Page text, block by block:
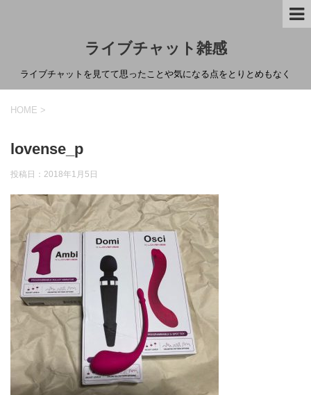
ライブチャット雑感
ライブチャットを見てて思ったことや気になる点をとりとめもなく
HOME >
lovense_p
投稿日： 2018年1月5日